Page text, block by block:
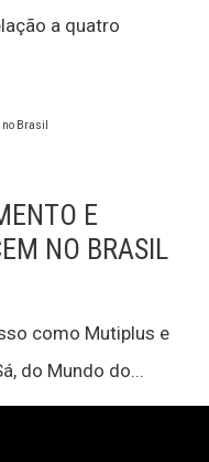
a quatro
E
NO BRASIL
como Mutiplus e
do Mundo do...